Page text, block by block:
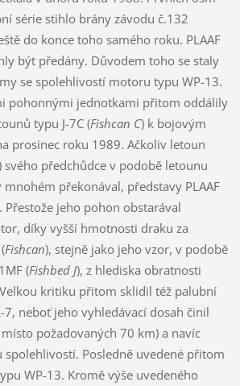
série stihlo brány závodu č.132
do konce toho samého roku. PLAAF
být předány. Důvodem toho se staly
se spolehlivostí motoru typu WP-13.
pohonnými jednotkami přitom oddálily
typu J-7C (Fishcan C) k bojovým
prosinec roku 1989. Ačkoliv letoun
svého předchůdce v podobě letounu
mnohém překonával, představy PLAAF
jeho pohon obstarával
díky vyšší hmotnosti draku za
Fishcan), stejně jako jeho vzor, v podobě
(Fishbed J), z hlediska obratnosti
kritiku přitom sklidil též palubní
neboť jeho vyhledávací dosah činil
požadovaných 70 km) a navíc
spolehlivostí. Posledně uvedené přitom
WP-13. Kromě výše uvedeného